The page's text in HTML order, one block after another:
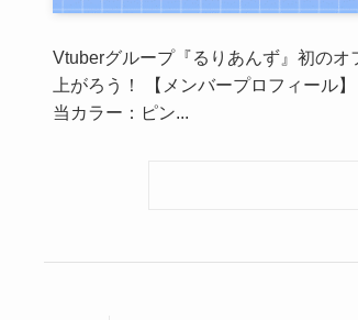
Vtuberグループ『るりあんず』初の
上がろう！ 【メンバープロフィール
当カラー：ピン...